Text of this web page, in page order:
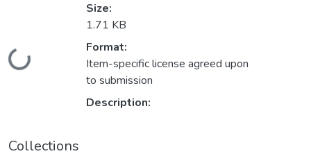
Loading...
Size:
1.71 KB
Format:
Item-specific license agreed upon
to submission
Description:
Collections